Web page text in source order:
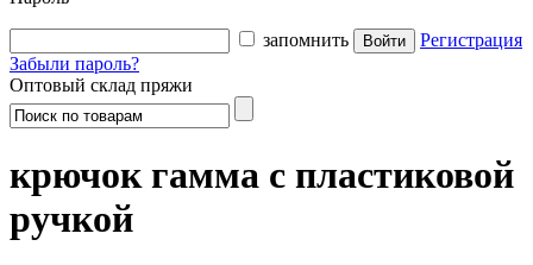
запомнить
Регистрация
Забыли пароль?
Оптовый склад пряжи
крючок гамма с пластиковой
ручкой